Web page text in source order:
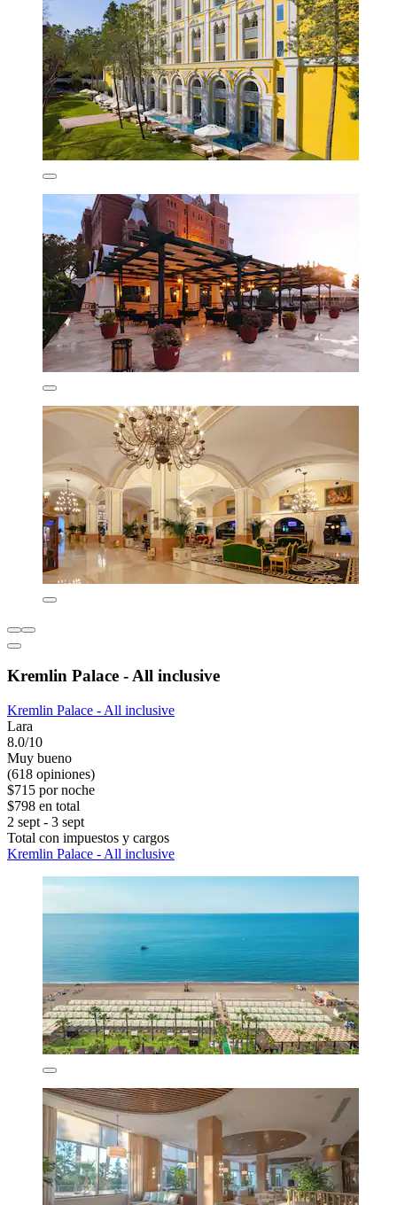
Kremlin Palace - All inclusive
Kremlin Palace - All inclusive
Lara
8.0/10
Muy bueno
(618 opiniones)
$715 por noche
$798 en total
2 sept - 3 sept
Total con impuestos y cargos
Kremlin Palace - All inclusive